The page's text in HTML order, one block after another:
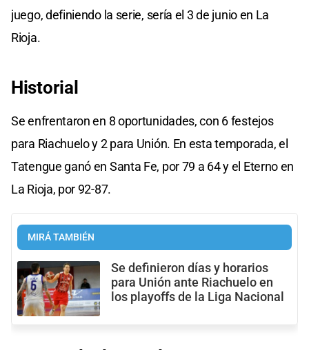
juego, definiendo la serie, sería el 3 de junio en La
Rioja.
Historial
Se enfrentaron en 8 oportunidades, con 6 festejos
para Riachuelo y 2 para Unión. En esta temporada, el
Tatengue ganó en Santa Fe, por 79 a 64 y el Eterno en
La Rioja, por 92-87.
MIRÁ TAMBIÉN
Se definieron días y horarios
para Unión ante Riachuelo en
los playoffs de la Liga Nacional